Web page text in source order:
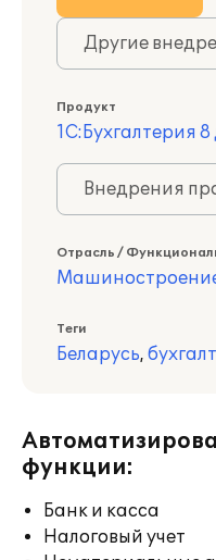
Другие
Продукт
1С:Бухгалтерия
Внедрения
Отрасль /
Теги
Беларусь,
функции:
Банк и касса
Налоговый учет